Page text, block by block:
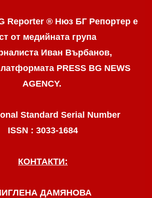
Reporter ® Нюз БГ Репортере
от медийната група
Иван Върбанов,
PRESS BG NEWS
AGENCY.
Standard Serial Number
ISSN : 3033-1684
КОНТАКТИ:
ДАМЯНОВА